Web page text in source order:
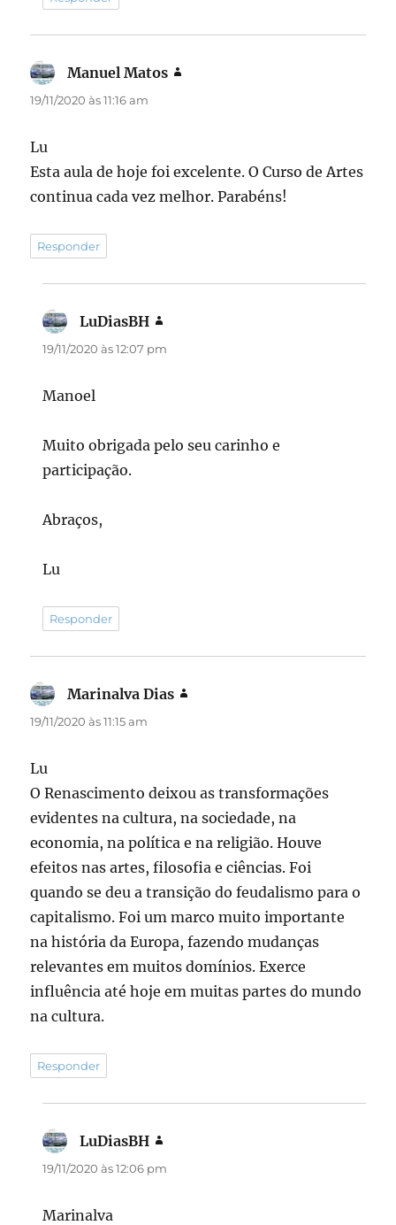
Manuel Matos
19/11/2020 às 11:16 am
Lu
Esta aula de hoje foi excelente. O Curso de Artes
continua cada vez melhor. Parabéns!
Responder
LuDiasBH
19/11/2020 às 12:07 pm
Manoel
Muito obrigada pelo seu carinho e
participação.
Abraços,
Lu
Responder
Marinalva Dias
19/11/2020 às 11:15 am
Lu
O Renascimento deixou as transformações
evidentes na cultura, na sociedade, na
economia, na política e na religião. Houve
efeitos nas artes, filosofia e ciências. Foi
quando se deu a transição do feudalismo para o
capitalismo. Foi um marco muito importante
na história da Europa, fazendo mudanças
relevantes em muitos domínios. Exerce
influência até hoje em muitas partes do mundo
na cultura.
Responder
LuDiasBH
19/11/2020 às 12:06 pm
Marinalva